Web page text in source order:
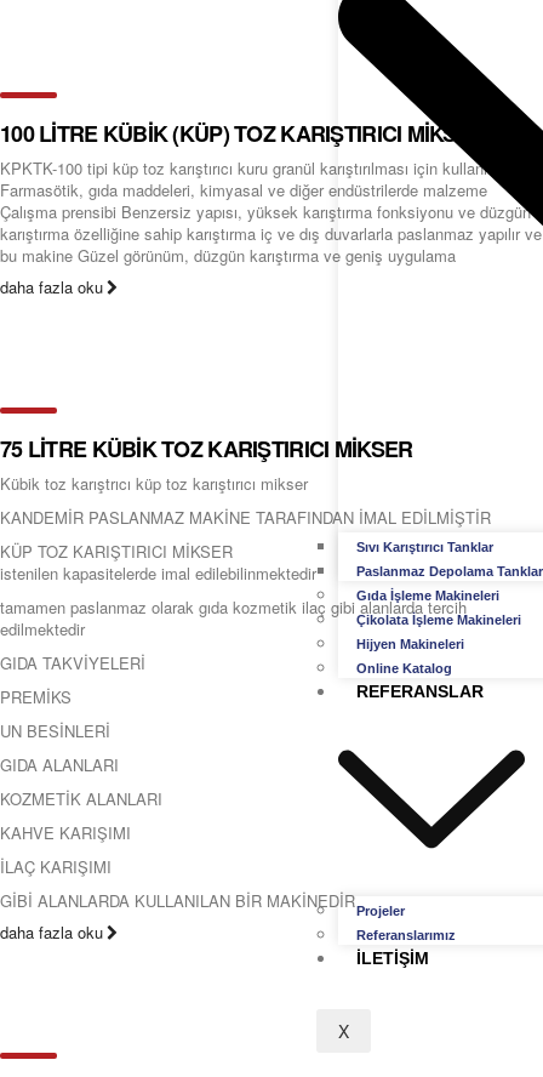
Sıvı Karıştırıcı Tanklar
Paslanmaz Depolama
Gıda İşleme Makineleri
Çikolata İşleme Makineleri
Hijyen Makineleri
Online Katalog
REFERANSLAR
Projeler
Referanslarımız
İLETIŞIM
X
100 LİTRE KÜBİK (KÜP) TOZ KARIŞTIRICI MİKSER
KPKTK-100 tipi küp toz karıştırıcı kuru granül karıştırılması için kullanılır
Farmasötik, gıda maddeleri, kimyasal ve diğer endüstrilerde malzeme
Çalışma prensibi Benzersiz yapısı, yüksek karıştırma fonksiyonu ve düzgün
karıştırma özelliğine sahip karıştırma iç ve dış duvarlarla paslanmaz yapılır ve
bu makine Güzel görünüm, düzgün karıştırma ve geniş uygulama
daha fazla oku
75 LİTRE KÜBİK TOZ KARIŞTIRICI MİKSER
Kübik toz karıştrıcı küp toz karıştırıcı mikser
KANDEMİR PASLANMAZ MAKİNE TARAFINDAN İMAL EDİLMİŞTİR
KÜP TOZ KARIŞTIRICI MİKSER
istenilen kapasitelerde imal edilebilinmektedir
tamamen paslanmaz olarak gıda kozmetik ilaç gibi alanlarda tercih
edilmektedir
GIDA TAKVİYELERİ
PREMİKS
UN BESİNLERİ
GIDA ALANLARI
KOZMETİK ALANLARI
KAHVE KARIŞIMI
İLAÇ KARIŞIMI
GİBİ ALANLARDA KULLANILAN BİR MAKİNEDİR
daha fazla oku